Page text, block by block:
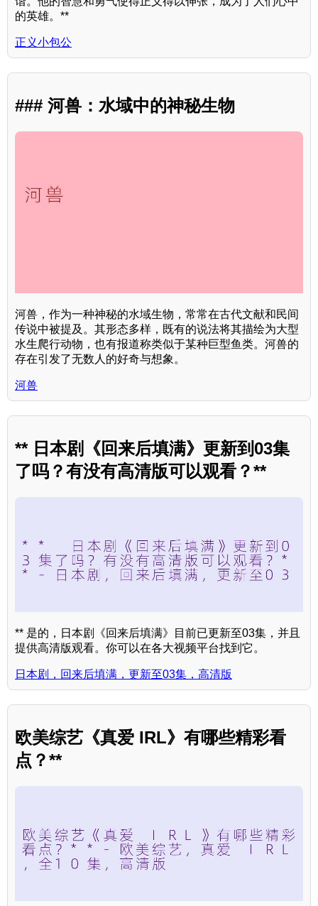
的英雄。**
正义小包公
### 河兽：水域中的神秘生物
河兽，作为一种神秘的水域生物，常常在古代文献和民间
传说中被提及。其形态多样，既有的说法将其描绘为大型
水生爬行动物，也有报道称类似于某种巨型鱼类。河兽的
存在引发了无数人的好奇与想象。
河兽
** 日本剧《回来后填满》更新到03集
了吗？有没有高清版可以观看？**
** 是的，日本剧《回来后填满》目前已更新至03集，并且
提供高清版观看。你可以在各大视频平台找到它。
日本剧，回来后填满，更新至03集，高清版
欧美综艺《真爱 IRL》有哪些精彩看
点？**